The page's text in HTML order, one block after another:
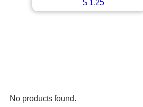
$ 1.25
No products found.